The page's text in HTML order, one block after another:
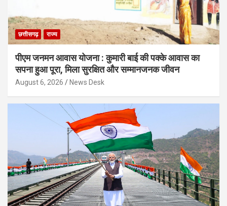
छत्तीसगढ़ राज्य
पीएम जनमन आवास योजना : कुमारी बाई की पक्के आवास का
सपना हुआ पूरा, मिला सुरक्षित और सम्मानजनक जीवन
August 6, 2026 News Desk